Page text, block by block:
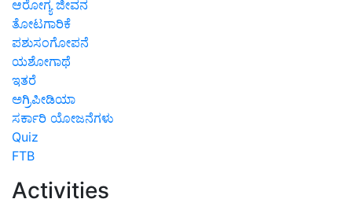
ಆರೋಗ್ಯ ಜೀವನ
ತೋಟಗಾರಿಕೆ
ಪಶುಸಂಗೋಪನೆ
ಯಶೋಗಾಥೆ
ಇತರೆ
ಅಗ್ರಿಪೀಡಿಯಾ
ಸರ್ಕಾರಿ ಯೋಜನೆಗಳು
Quiz
FTB
Activities